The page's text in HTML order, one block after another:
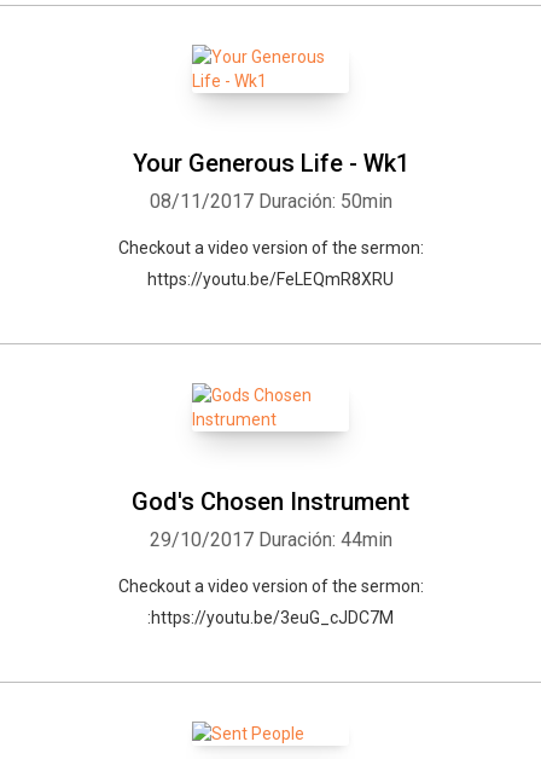
Your Generous Life - Wk1
08/11/2017 Duración: 50min
Checkout a video version of the sermon:
https://youtu.be/FeLEQmR8XRU
God's Chosen Instrument
29/10/2017 Duración: 44min
Checkout a video version of the sermon:
:https://youtu.be/3euG_cJDC7M